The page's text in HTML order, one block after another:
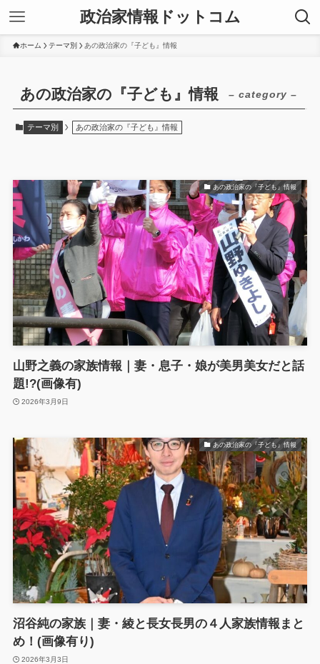
政治家情報ドットコム
ホーム テーマ別 あの政治家の『子ども』情報
あの政治家の『子ども』情報 – category –
テーマ別 あの政治家の『子ども』情報
あの政治家の『子ども』情報
山野之義の家族情報｜妻・息子・娘が美男美女だと話
題!?(画像有)
2026年3月9日
あの政治家の『子ども』情報
沼谷純の家族｜妻・綾と長女長男の４人家族情報まと
め！(画像有り)
2026年3月3日